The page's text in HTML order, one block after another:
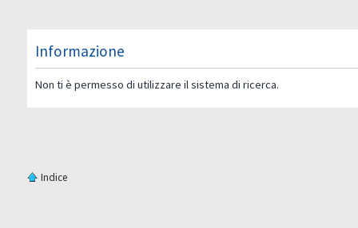
Informazione
Non ti è permesso di utilizzare il sistema di ricerca.
Indice